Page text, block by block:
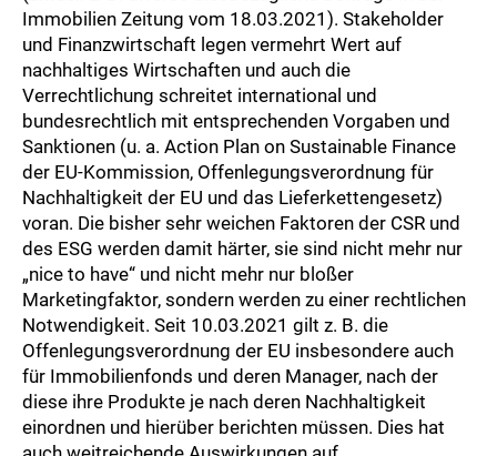
Immobilien Zeitung vom 18.03.2021). Stakeholder
und Finanzwirtschaft legen vermehrt Wert auf
nachhaltiges Wirtschaften und auch die
Verrechtlichung schreitet international und
bundesrechtlich mit entsprechenden Vorgaben und
Sanktionen (u. a. Action Plan on Sustainable Finance
der EU-Kommission, Offenlegungsverordnung für
Nachhaltigkeit der EU und das Lieferkettengesetz)
voran. Die bisher sehr weichen Faktoren der CSR und
des ESG werden damit härter, sie sind nicht mehr nur
„nice to have“ und nicht mehr nur bloßer
Marketingfaktor, sondern werden zu einer rechtlichen
Notwendigkeit. Seit 10.03.2021 gilt z. B. die
Offenlegungsverordnung der EU insbesondere auch
für Immobilienfonds und deren Manager, nach der
diese ihre Produkte je nach deren Nachhaltigkeit
einordnen und hierüber berichten müssen. Dies hat